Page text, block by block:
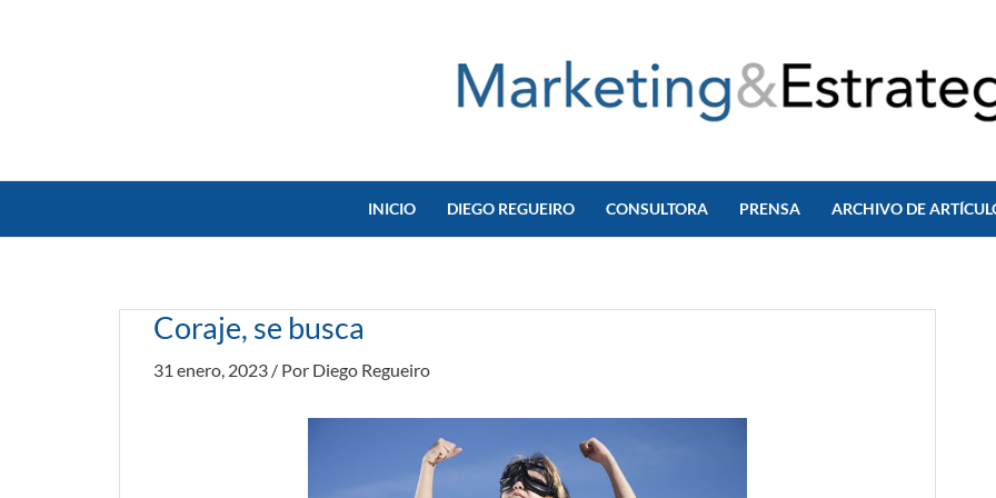
INICIO DIEGO REGUEIRO CONSULTORA PRENSA ARCHIVO DE
Coraje, se busca
31 enero, 2023 / Por Diego Regueiro